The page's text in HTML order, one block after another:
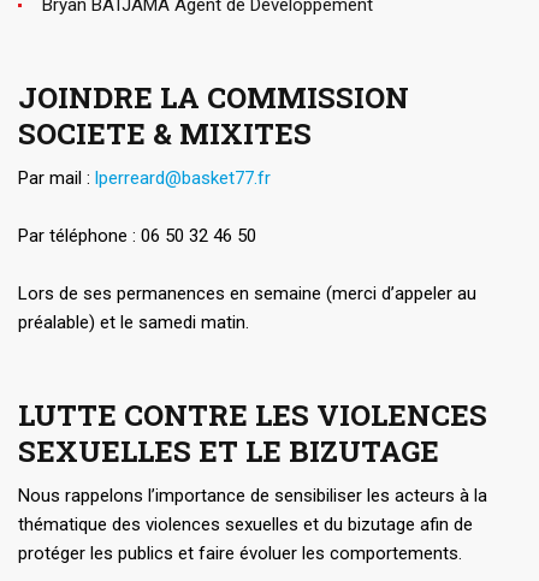
JOINDRE LA COMMISSION
SOCIETE & MIXITES
Par mail : lperreard@basket77.fr
Par téléphone : 06 50 32 46 50
Lors de ses permanences en semaine (merci d’appeler au
préalable) et le samedi matin.
LUTTE CONTRE LES VIOLENCES
SEXUELLES ET LE BIZUTAGE
Nous rappelons l’importance de sensibiliser les acteurs à la
thématique des violences sexuelles et du bizutage afin de
protéger les publics et faire évoluer les comportements.